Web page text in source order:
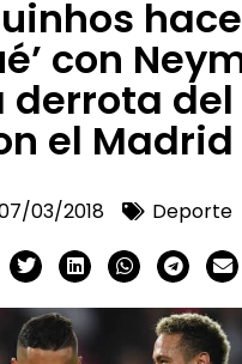
con
del
el Madrid
03/2018 Deporte